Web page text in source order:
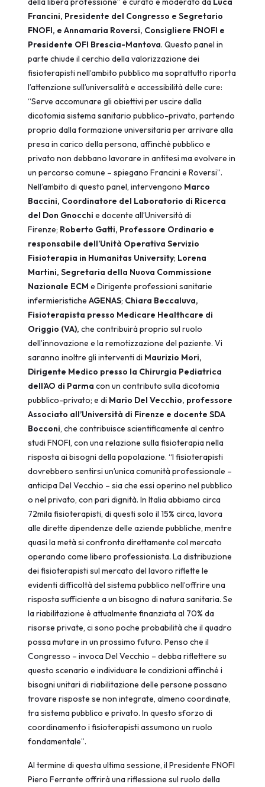
Francini, Presidente del Congresso e Segretario
FNOFI, e Annamaria Roversi, Consigliere FNOFI e
Presidente OFI Brescia-Mantova. Questo panel in
parte chiude il cerchio della valorizzazione dei
fisioterapisti nell’ambito pubblico ma soprattutto riporta
l’attenzione sull’universalità e accessibilità delle cure:
“Serve accomunare gli obiettivi per uscire dalla
dicotomia sistema sanitario pubblico-privato, partendo
proprio dalla formazione universitaria per arrivare alla
presa in carico della persona, affinché pubblico e
privato non debbano lavorare in antitesi ma evolvere in
un percorso comune – spiegano Francini e Roversi”.
Nell’ambito di questo panel, intervengono Marco
Baccini, Coordinatore del Laboratorio di Ricerca
del Don Gnocchi e docente all’Università di
Firenze; Roberto Gatti, Professore Ordinario e
responsabile dell’Unità Operativa Servizio
Fisioterapia in Humanitas University; Lorena
Martini, Segretaria della Nuova Commissione
Nazionale ECM e Dirigente professioni sanitarie
infermieristicheAGENAS; Chiara Beccaluva,
Fisioterapista presso Medicare Healthcare di
Origgio (VA), che contribuirà proprio sul ruolo
dell’innovazione e la remotizzazione del paziente. Vi
saranno inoltre gli interventi di Maurizio Mori,
Dirigente Medico presso la Chirurgia Pediatrica
dell’AO di Parma con un contributo sulla dicotomia
pubblico-privato; e di Mario Del Vecchio, professore
Associato all’Università di Firenze e docente SDA
Bocconi, che contribuisce scientificamente al centro
studi FNOFI, con una relazione sulla fisioterapia nella
risposta ai bisogni della popolazione. “I fisioterapisti
dovrebbero sentirsi un’unica comunità professionale –
anticipa Del Vecchio – sia che essi operino nel pubblico
o nel privato, con pari dignità. In Italia abbiamo circa
72mila fisioterapisti, di questi solo il 15% circa, lavora
alle dirette dipendenze delle aziende pubbliche, mentre
quasi la metà si confronta direttamente col mercato
operando come libero professionista. La distribuzione
dei fisioterapisti sul mercato del lavoro riflette le
evidenti difficoltà del sistema pubblico nell’offrire una
risposta sufficiente a un bisogno di natura sanitaria. Se
la riabilitazione è attualmente finanziata al 70% da
risorse private, ci sono poche probabilità che il quadro
possa mutare in un prossimo futuro. Penso che il
Congresso – invoca Del Vecchio – debba riflettere su
questo scenario e individuare le condizioni affinché i
bisogni unitari di riabilitazione delle persone possano
trovare risposte se non integrate, almeno coordinate,
tra sistema pubblico e privato. In questo sforzo di
coordinamento i fisioterapisti assumono un ruolo
fondamentale”.
Al termine di questa ultima sessione, il Presidente FNOFI
Piero Ferrante offrirà una riflessione sul ruolo della